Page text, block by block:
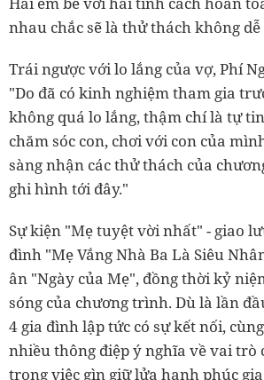
nhau chắc sẽ là thử thách không
Trái ngược với lo lắng của vợ, Phí
"Do đã có kinh nghiệm tham gia
không quá lo lắng, thậm chí là tự
chăm sóc con, chơi với con của
sàng nhận các thử thách của
ghi hình tới đây."
Sự kiện "Mẹ tuyệt vời nhất" - giao
đình "Mẹ Vắng Nhà Ba Là Siêu
ân "Ngày của Mẹ", đồng thời kỷ
sóng của chương trình. Dù là lần
4 gia đình lập tức có sự kết nối,
nhiều thông điệp ý nghĩa về vai trò
trong việc gìn giữ lửa hạnh phúc